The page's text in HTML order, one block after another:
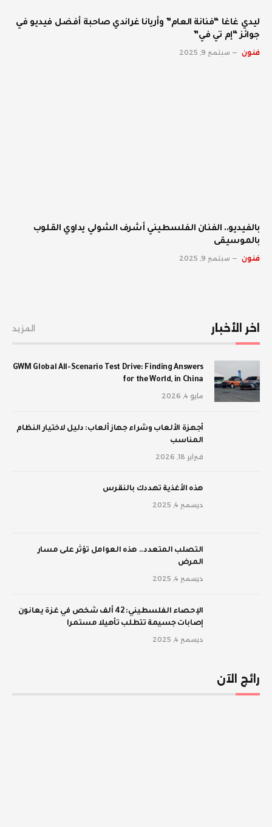
ليدي غاغا “فنانة العام” وأريانا غراندي صاحبة أفضل فيديو في
جوائز “إم تي في”
فنون سبتمبر 9, 2025
بالفيديو.. الفنان الفلسطيني أشرف الشولي يداوي القلوب
بالموسيقى
فنون سبتمبر 9, 2025
اخر الأخبار المزيد
GWM Global All-Scenario Test Drive: Finding Answers
for the World, in China
مايو 4, 2026
أجهزة الألعاب وشراء جهاز ألعاب: دليل لاختيار النظام
المناسب
فبراير 18, 2026
‫هذه الأغذية تهددك بالنقرس
ديسمبر 4, 2025
‫التصلب المتعدد.. هذه العوامل تؤثر على مسار
المرض
ديسمبر 4, 2025
الإحصاء الفلسطيني: 42 ألف شخص في غزة يعانون
إصابات جسيمة تتطلب تأهيلا مستمرا
ديسمبر 4, 2025
رائج الآن